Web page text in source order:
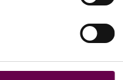
e sulle prossime offerte